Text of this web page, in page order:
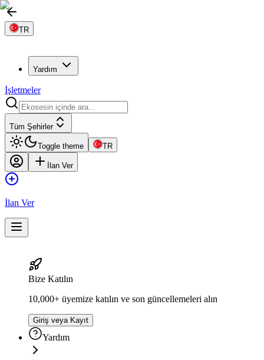
TR
Yardım
İşletmeler
Tüm Şehirler
Toggle theme TR
İlan Ver
İlan Ver
Bize Katılın
10,000+ üyemize katılın ve son güncellemeleri alın
Giriş veya Kayıt
Yardım